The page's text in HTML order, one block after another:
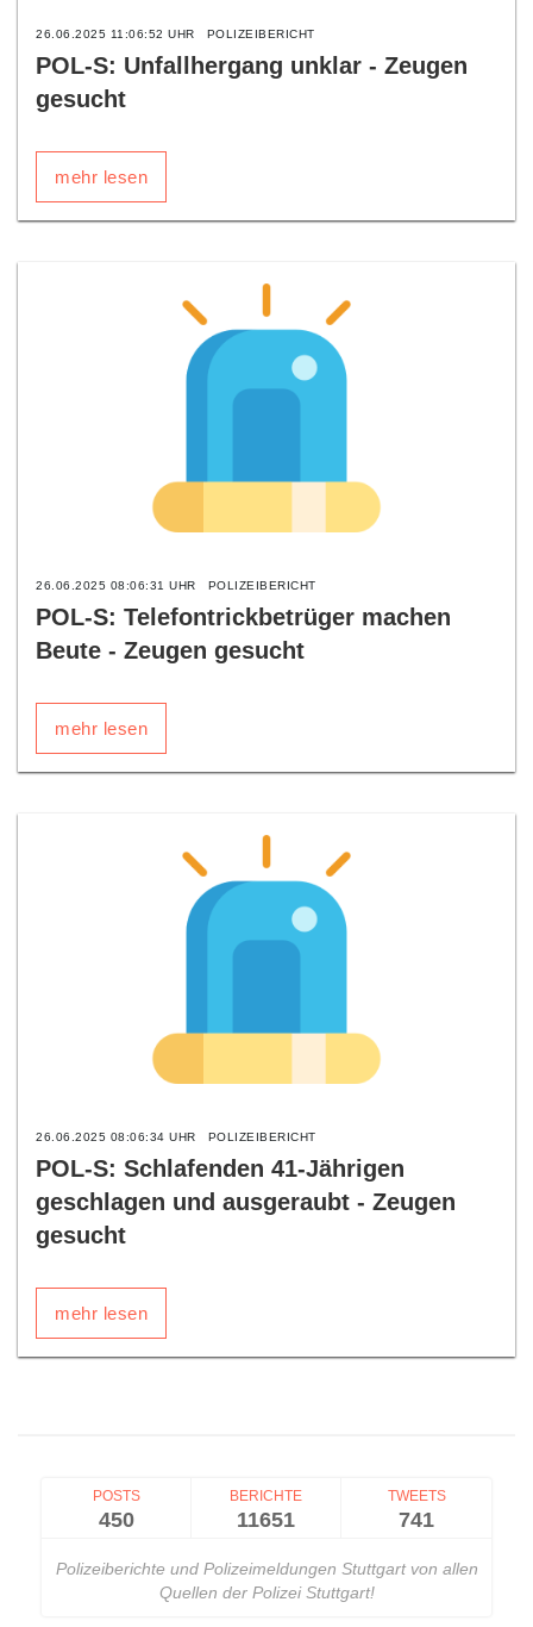
26.06.2025 11:06:52 UHR POLIZEIBERICHT
POL-S: Unfallhergang unklar - Zeugen
gesucht
mehr lesen
26.06.2025 08:06:31 UHR POLIZEIBERICHT
POL-S: Telefontrickbetrüger machen
Beute - Zeugen gesucht
mehr lesen
26.06.2025 08:06:34 UHR POLIZEIBERICHT
POL-S: Schlafenden 41-Jährigen
geschlagen und ausgeraubt - Zeugen
gesucht
mehr lesen
POSTS
450
BERICHTE
11651
TWEETS
741
Polizeiberichte und Polizeimeldungen Stuttgart von allen
Quellen der Polizei Stuttgart!